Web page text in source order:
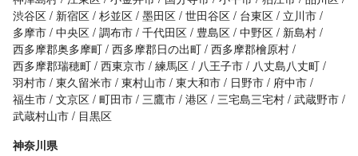
渋谷区
新宿区 杉並区 墨田区 世田谷区 台東区
立川市
多摩市 中央区 調布市 千代田区 豊島区 中野区
新島村
西多摩郡奥多摩町 西多摩郡日の出町 西多摩郡檜原村
西多摩郡瑞穂町 西東京市 練馬区 八王子市
八丈島八丈町
羽村市 東久留米市 東村山市 東大和市 日野市
府中市
福生市 文京区 町田市 三鷹市 港区 三宅島三宅村 武蔵野市
武蔵村山市
目黒区
神奈川県